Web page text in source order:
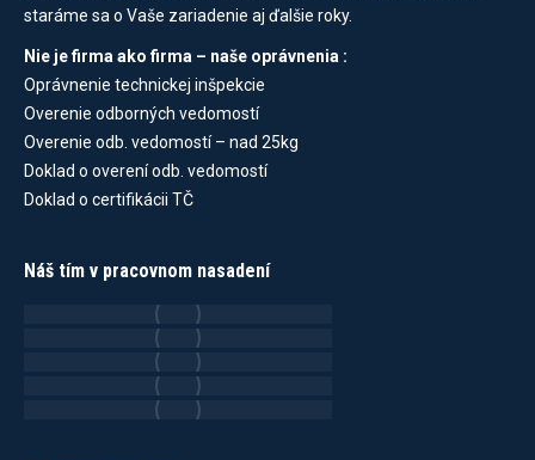
staráme sa o Vaše zariadenie aj ďalšie roky.
Nie je firma ako firma – naše oprávnenia :
Oprávnenie technickej inšpekcie
Overenie odborných vedomostí
Overenie odb. vedomostí – nad 25kg
Doklad o overení odb. vedomostí
Doklad o certifikácii TČ
Náš tím v pracovnom nasadení